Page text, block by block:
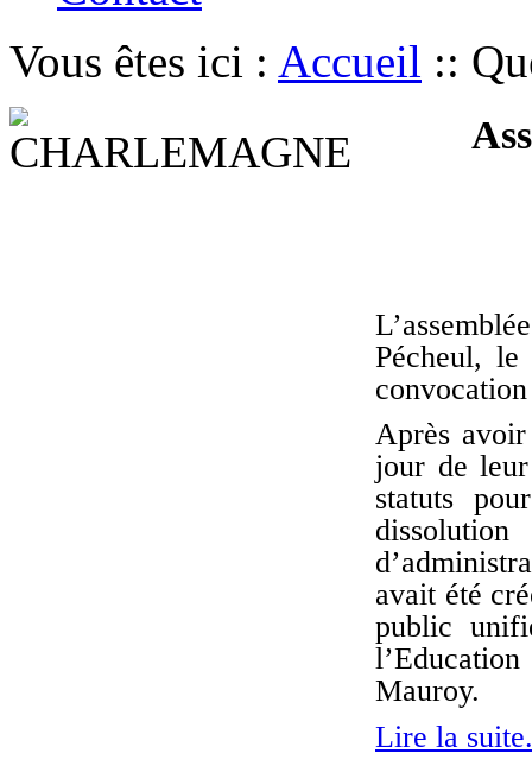
Vous êtes ici : Accueil ::
Pécheul,
Après
jour de
statuts
avait été
public
Mauroy.
Lire la